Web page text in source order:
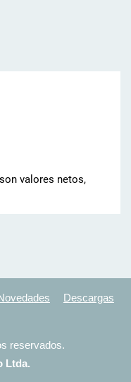
valores netos,
Descargas
reservados.
Ltda.